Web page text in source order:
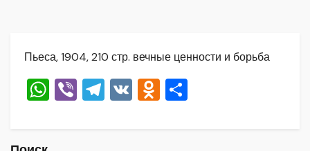
Пьеса, 1904, 210 стр. вечные ценности и борьба
W Vi T V O